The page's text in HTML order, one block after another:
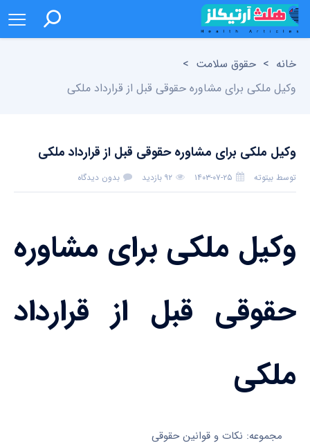
خانه > حقوق سلامت >
وکیل ملکی برای مشاوره حقوقی قبل از قرارداد ملکی
وکیل ملکی برای مشاوره حقوقی قبل از قرارداد ملکی
توسط بیتوته ۱۴۰۳-۰۷-۲۵ ۹۲ بازدید بدون دیدگاه
وکیل ملکی برای مشاوره
حقوقی قبل از قرارداد
ملکی
مجموعه: نکات و قوانین حقوقی